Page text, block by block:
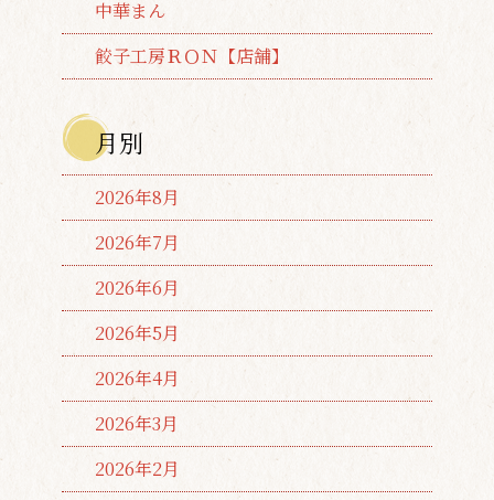
中華まん
餃子工房ＲＯＮ【店舗】
月別
2026年8月
2026年7月
2026年6月
2026年5月
2026年4月
2026年3月
2026年2月